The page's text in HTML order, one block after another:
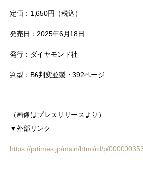
定価：1,650円（税込）
発売日：2025年6月18日
発行：ダイヤモンド社
判型：B6判変並製・392ページ
（画像はプレスリリースより）
▼外部リンク
https://prtimes.jp/main/html/rd/p/